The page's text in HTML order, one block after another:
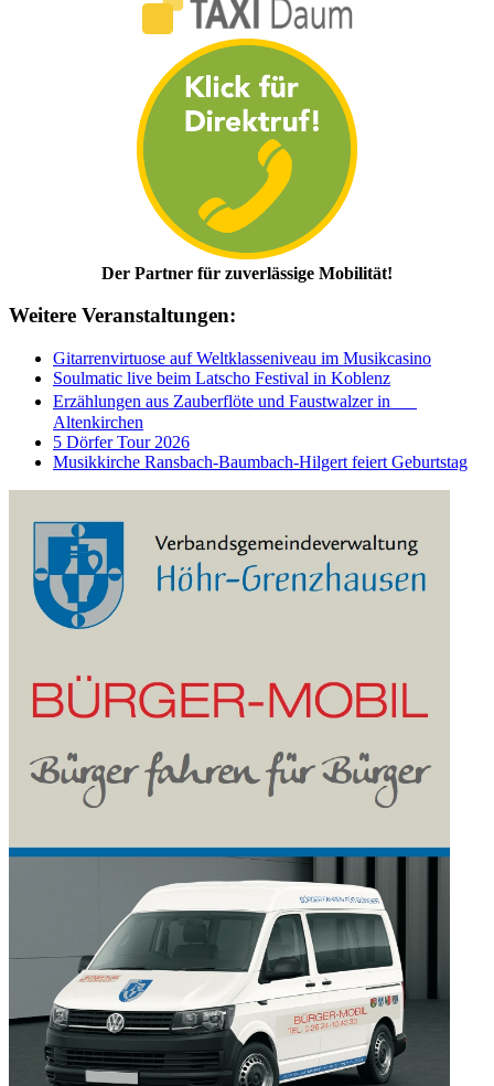
Der Partner für zuverlässige Mobilität!
Weitere Veranstaltungen:
Gitarrenvirtuose auf Weltklasseniveau im Musikcasino
Soulmatic live beim Latscho Festival in Koblenz
Erzählungen aus Zauberflöte und Faustwalzer in
Altenkirchen
5 Dörfer Tour 2026
Musikkirche Ransbach-Baumbach-Hilgert feiert Geburtstag